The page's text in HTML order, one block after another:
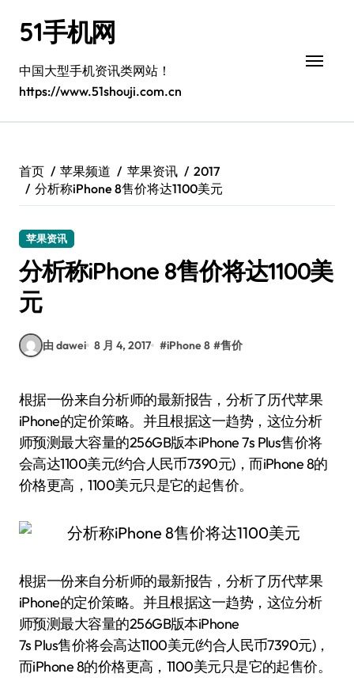
51手机网
中国大型手机资讯类网站！
https://www.51shouji.com.cn
首页 苹果频道 苹果资讯
2017
分析称iPhone 8售价将达1100美元
苹果资讯
分析称iPhone 8售价将达1100美
元
由 dawei 8 月 4, 2017 #iPhone 8 #售价
根据一份来自分析师的最新报告，分析了历代苹果
iPhone的定价策略。并且根据这一趋势，这位分析
师预测最大容量的256GB版本iPhone 7s Plus售价将
会高达1100美元(约合人民币7390元)，而iPhone 8的
价格更高，1100美元只是它的起售价。
根据一份来自分析师的最新报告，分析了历代苹果
iPhone的定价策略。并且根据这一趋势，这位分析
师预测最大容量的256GB版本iPhone
7s Plus售价将会高达1100美元(约合人民币7390元)，
而iPhone 8的价格更高，1100美元只是它的起售价。